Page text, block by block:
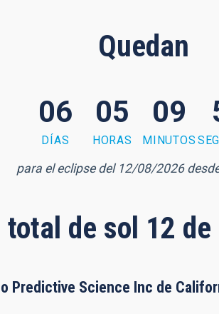
Quedan
06
DÍAS
05
HORAS
09
MINUTOS
para el eclipse del 12/08/2026
de sol 12
Predictive Science Inc de